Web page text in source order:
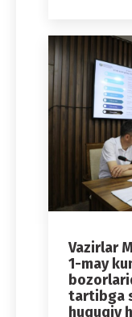
Vazirlar
1-may
tartibga
huquqiy